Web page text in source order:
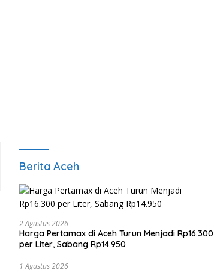
Berita Aceh
2 Agustus 2026
Harga Pertamax di Aceh Turun Menjadi Rp16.300
per Liter, Sabang Rp14.950
1 Agustus 2026